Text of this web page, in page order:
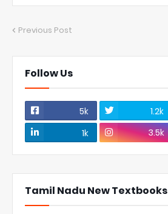
Previous Post
Follow Us
5k 1.2k
1k
3.5k
Tamil Nadu New Textbooks